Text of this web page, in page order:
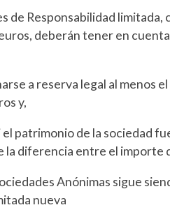
de Responsabilidad limitada,
deberán tener en
a reserva legal al menos
y,
el patrimonio de la sociedad
diferencia entre el importe
Anónimas sigue
nueva